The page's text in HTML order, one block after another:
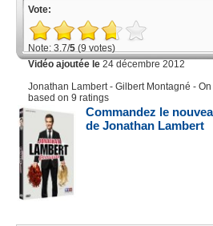
Vote:
Note: 3.7/5 (9 votes)
Vidéo ajoutée le 24 décembre 2012
Jonathan Lambert - Gilbert Montagné -
based on 9 ratings
Commandez le
de Jonathan Lambert